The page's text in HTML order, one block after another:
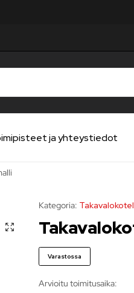
ja yhteystiedot
Kategoria:
Varastossa
Arvioitu toimitusaika: